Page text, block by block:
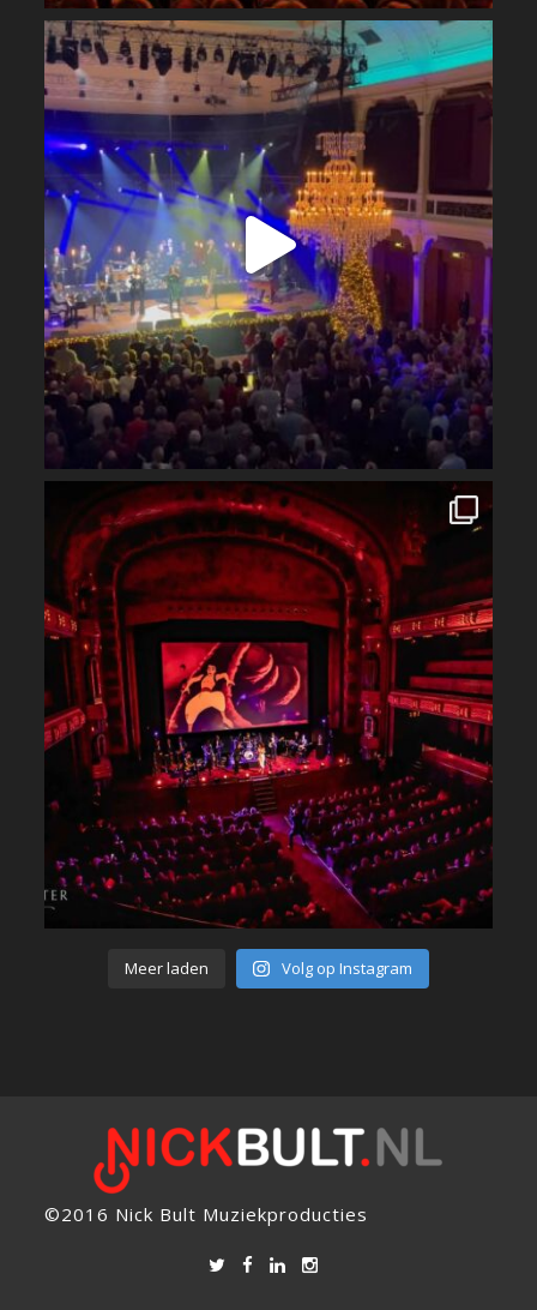
Meer laden Volg op Instagram
©2016 Nick Bult Muziekproducties